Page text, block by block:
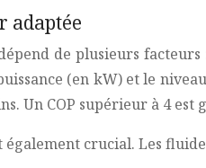
adaptée
de plusieurs
(en kW) et le
Un COP supérieur à 4
crucial. Les